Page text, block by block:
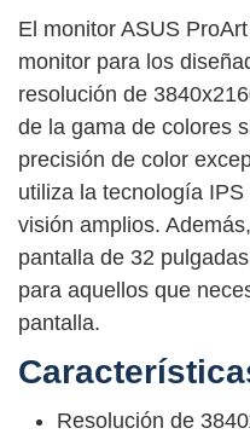
El monitor ASUS
monitor para los
resolución de
de la gama de colores
precisión de color
utiliza la tecnología
visión amplios.
pantalla de 32
para aquellos que
pantalla.
Resolución de